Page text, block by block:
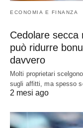
ECONOMIA E FINANZA
Cedolare secca
può ridurre
davvero
Molti proprietari
sugli affitti, ma spesso
2 mesi ago